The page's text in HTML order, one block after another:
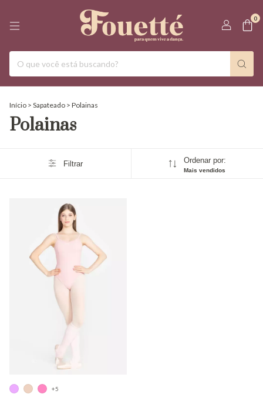
0
Início > Sapateado > Polainas
Polainas
Filtrar Ordenar por:
Mais vendidos
+5